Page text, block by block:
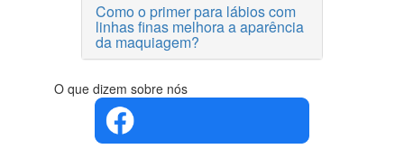
Como o primer para lábios com
linhas finas melhora a aparência
da maquiagem?
O que dizem sobre nós